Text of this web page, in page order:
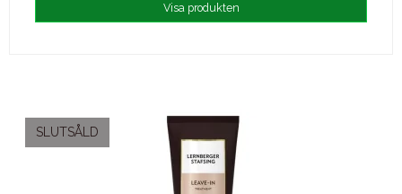
Visa produkten
SLUTSÅLD